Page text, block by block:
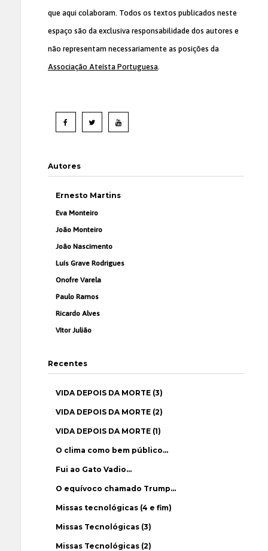
que aqui colaboram. Todos os textos publicados neste
espaço são da exclusiva responsabilidade dos autores e
não representam necessariamente as posições da
Associação Ateísta Portuguesa.
Autores
Ernesto Martins
Eva Monteiro
João Monteiro
João Nascimento
Luís Grave Rodrigues
Onofre Varela
Paulo Ramos
Ricardo Alves
Vítor Julião
Recentes
VIDA DEPOIS DA MORTE (3)
VIDA DEPOIS DA MORTE (2)
VIDA DEPOIS DA MORTE (1)
O clima como bem público…
Fui ao Gato Vadio…
O equívoco chamado Trump…
Missas tecnológicas (4 e fim)
Missas Tecnológicas (3)
Missas Tecnológicas (2)